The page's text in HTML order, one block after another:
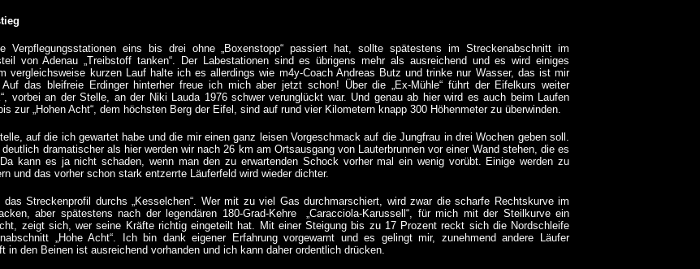
Verpflegungsstationen eins bis drei ohne „Boxenstopp“ passiert hat, sollte spätestens im Streckenabschnitt im
von Adenau „Treibstoff tanken“. Der Labestationen sind es übrigens mehr als ausreichend und es wird einiges
vergleichsweise kurzen Lauf halte ich es allerdings wie m4y-Coach Andreas Butz und trinke nur Wasser, das ist mir
Auf das bleifreie Erdinger hinterher freue ich mich aber jetzt schon! Über die „Ex-Mühle“ führt der Eifelkurs weiter
vorbei an der Stelle, an der Niki Lauda 1976 schwer verunglückt war. Und genau ab hier wird es auch beim Laufen
zur „Hohen Acht“, dem höchsten Berg der Eifel, sind auf rund vier Kilometern knapp 300 Höhenmeter zu überwinden.
auf die ich gewartet habe und die mir einen ganz leisen Vorgeschmack auf die Jungfrau in drei Wochen geben soll.
dramatischer als hier werden wir nach 26 km am Ortsausgang von Lauterbrunnen vor einer Wand stehen, die es
kann es ja nicht schaden, wenn man den zu erwartenden Schock vorher mal ein wenig vorübt. Einige werden zu
und das vorher schon stark entzerrte Läuferfeld wird wieder dichter.
das Streckenprofil durchs „Kesselchen“. Wer mit zu viel Gas durchmarschiert, wird zwar die scharfe Rechtskurve im
aber spätestens nach der legendären 180-Grad-Kehre „Caracciola-Karussell“, für mich mit der Steilkurve ein
zeigt sich, wer seine Kräfte richtig eingeteilt hat. Mit einer Steigung bis zu 17 Prozent reckt sich die Nordschleife
„Hohe Acht“. Ich bin dank eigener Erfahrung vorgewarnt und es gelingt mir, zunehmend andere Läufer
in den Beinen ist ausreichend vorhanden und ich kann daher ordentlich drücken.